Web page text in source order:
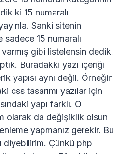
ki 15 numaralı
Sanki sitenin
sadece 15 numaralı
gibi listelensin dedik.
Buradakki yazı içeriği
yapısı aynı değil. Örneğin
css tasarımı yazılar için
yapı farklı. O
olarak da değişiklik olsun
yapmanız gerekir. Bu
diyebilirim. Çünkü php